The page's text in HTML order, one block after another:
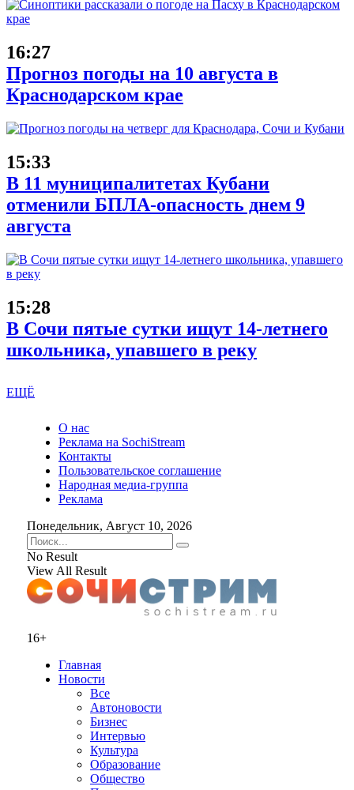
16:27
Прогноз погоды на 10 августа в
Краснодарском крае
15:33
В 11 муниципалитетах Кубани
отменили БПЛА-опасность днем 9
августа
15:28
В Сочи пятые сутки ищут 14-летнего
школьника, упавшего в реку
ЕЩЁ
О нас
Реклама на SochiStream
Контакты
Пользовательское соглашение
Народная медиа-группа
Реклама
Понедельник, Август 10, 2026
No Result
View All Result
16+
Главная
Новости
Все
Автоновости
Бизнес
Интервью
Культура
Образование
Общество